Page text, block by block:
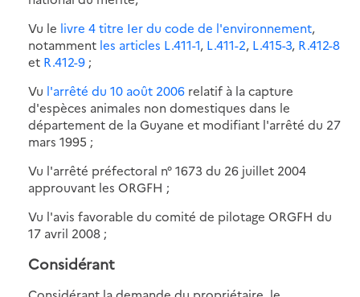
Vu le livre 4 titre Ier du code de l'environnement,
notamment les articles L.411-1, L.411-2, L.415-3, R.412-8
et R.412-9 ;
Vu l'arrêté du 10 août 2006 relatif à la capture
d'espèces animales non domestiques dans le
département de la Guyane et modifiant l'arrêté du 27
mars 1995 ;
Vu l'arrêté préfectoral n° 1673 du 26 juillet 2004
approuvant les ORGFH ;
Vu l'avis favorable du comité de pilotage ORGFH du
17 avril 2008 ;
Considérant